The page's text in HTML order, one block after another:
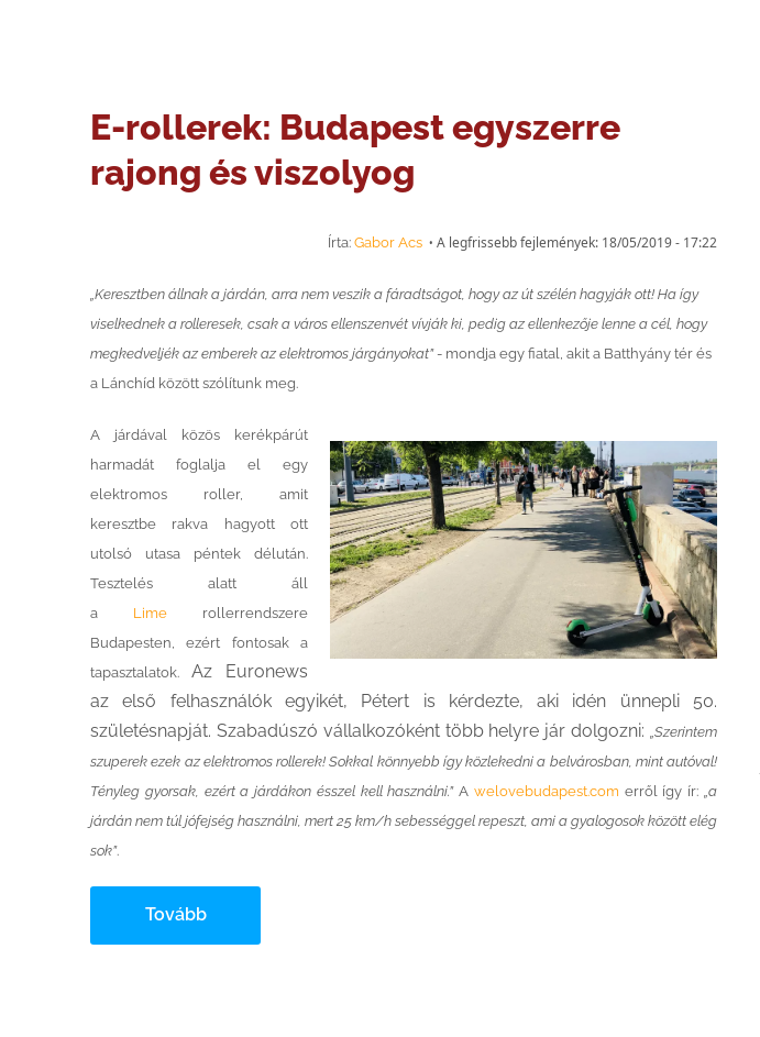
E-rollerek: Budapest egyszerre
rajong és viszolyog
Írta: Gabor Acs • A legfrissebb fejlemények: 18/05/2019- 17:22
„Keresztben állnak a járdán, arra nem veszik a fáradtságot, hogy az út szélén hagyják ott! Ha így
viselkednek a rolleresek, csak a város ellenszenvét vívják ki, pedig az ellenkezője lenne a cél, hogy
megkedveljék az emberek az elektromos járgányokat”- mondja egy fiatal, akit a Batthyány tér és
a Lánchíd között szólítunk meg.
A járdával közös kerékpárút
harmadát foglalja el egy
elektromos roller, amit
keresztbe rakva hagyott ott
utolsó utasa péntek délután.
Tesztelés alatt áll
a Lime rollerrendszere
Budapesten, ezért fontosak a
tapasztalatok. Az Euronews
az első felhasználók egyikét, Pétert is kérdezte, aki idén ünnepli 50.
születésnapját. Szabadúszó vállalkozóként több helyre jár dolgozni:
„Szerintem
szuperek ezek az elektromos rollerek! Sokkal könnyebb így közlekedni a belvárosban, mint autóval!
Tényleg gyorsak, ezért a járdákon ésszel kell használni.”A welovebudapest.com erről így ír: „a
járdán nem túl jófejség használni, mert 25 km/h sebességgel repeszt, ami a gyalogosok között elég
sok”.
Tovább